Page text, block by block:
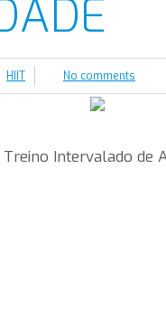
HIIT No comments
Intervalado de